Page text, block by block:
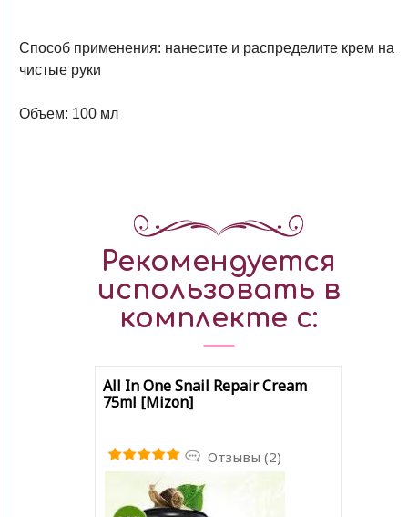
Способ применения: нанесите и распределите крем на
чистые руки
Объем: 100 мл
Рекомендуется
использовать в
комплекте с:
All In One Snail Repair Cream
75ml [Mizon]
Отзывы (2)